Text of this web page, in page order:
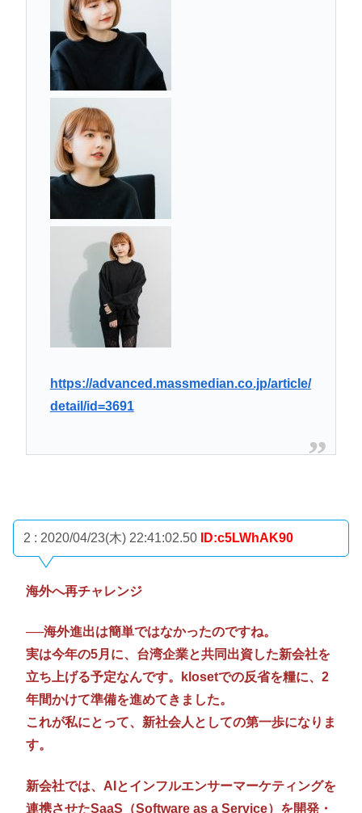
https://advanced.massmedian.co.jp/article/
detail/id=3691
2 : 2020/04/23(木) 22:41:02.50 ID:c5LWhAK90
海外へ再チャレンジ
──海外進出は簡単ではなかったのですね。
実は今年の5月に、台湾企業と共同出資した新会社を
立ち上げる予定なんです。klosetでの反省を糧に、2
年間かけて準備を進めてきました。
これが私にとって、新社会人としての第一歩になりま
す。
新会社では、AIとインフルエンサーマーケティングを
連携させたSaaS（Software as a Service）を開発・